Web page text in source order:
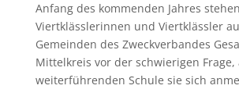
Anfang des kommenden Jahres
Viertklässlerinnen und Viertklässler
Gemeinden des Zweckverbandes
Mittelkreis vor der schwierigen Frage,
weiterführenden Schule sie sich